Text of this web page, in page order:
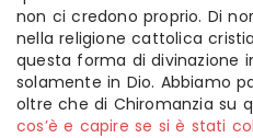
non ci credono proprio. Di
nella religione cattolica
questa forma di divinazione
solamente in Dio. Abbiamo
oltre che di Chiromanzia su
cos’è e capire se si è stati